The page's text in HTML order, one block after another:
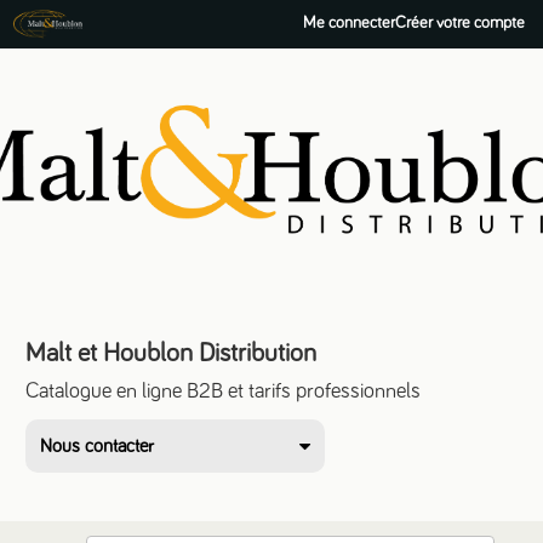
Me connecterCréer votre compte
Malt et Houblon Distribution
Catalogue en ligne B2B et tarifs professionnels
Nous contacter